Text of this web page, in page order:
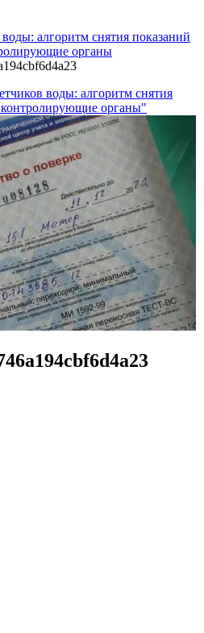
алгоритм снятия показаний
органы
воды: алгоритм снятия
органы"